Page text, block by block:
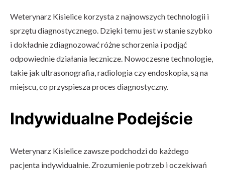
Weterynarz Kisielice korzysta z najnowszych technologii i
sprzętu diagnostycznego. Dzięki temu jest w stanie szybko
i dokładnie zdiagnozować różne schorzenia i podjąć
odpowiednie działania lecznicze. Nowoczesne technologie,
takie jak ultrasonografia, radiologia czy endoskopia, są na
miejscu, co przyspiesza proces diagnostyczny.
Indywidualne Podejście
Weterynarz Kisielice zawsze podchodzi do każdego
pacjenta indywidualnie. Zrozumienie potrzeb i oczekiwań